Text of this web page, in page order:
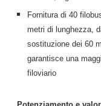
Fornitura di 40
metri di lunghezza,
sostituzione dei 60
garantisce una
filoviario